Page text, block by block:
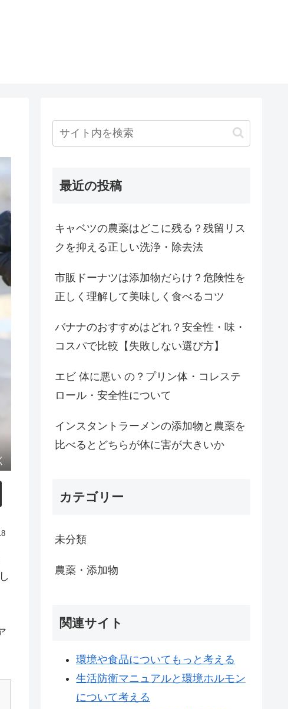
最近の投稿
キャベツの農薬はどこに残る？残留リス
クを抑える正しい洗浄・除去法
市販ドーナツは添加物だらけ？危険性を
正しく理解して美味しく食べるコツ
バナナのおすすめはどれ？安全性・味・
コスパで比較【失敗しない選び方】
エビ 体に悪い の？プリン体・コレステ
ロール・安全性について
インスタントラーメンの添加物と農薬を
比べるとどちらが体に害が大きいか
カテゴリー
未分類
農薬・添加物
関連サイト
環境や食品についてもっと考える
生活防衛マニュアルと環境ホルモン
について考える